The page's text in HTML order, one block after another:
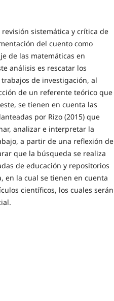
sistemática y crítica de
del cuento como
de las matemáticas en
análisis es rescatar los
de investigación, al
de un referente teórico que
se tienen en cuenta las
por Rizo (2015) que
analizar e interpretar la
a partir de una reflexión de
que la búsqueda se realiza
de educación y repositorios
en la cual se tienen en cuenta
científicos, los cuales serán